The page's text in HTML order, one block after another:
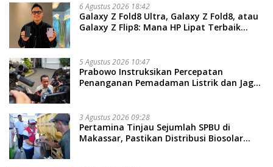
6 Agustus 2026 18:42
Galaxy Z Fold8 Ultra, Galaxy Z Fold8, atau
Galaxy Z Flip8: Mana HP Lipat Terbaik
5 Agustus 2026 10:47
Prabowo Instruksikan Percepatan
Penanganan Pemadaman Listrik dan Jaga
3 Agustus 2026 09:28
Pertamina Tinjau Sejumlah SPBU di
Makassar, Pastikan Distribusi Biosolar